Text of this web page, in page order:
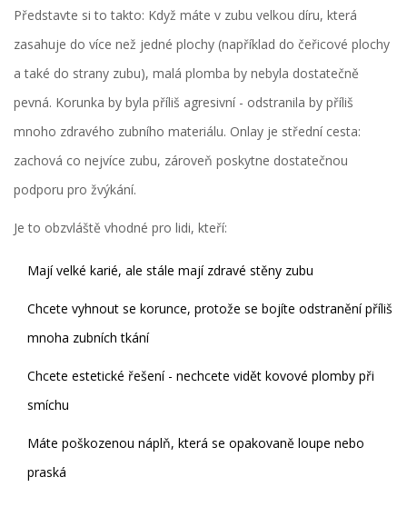
Představte si to takto: Když máte v zubu velkou díru, která
zasahuje do více než jedné plochy (například do čeřicové plochy
a také do strany zubu), malá plomba by nebyla dostatečně
pevná. Korunka by byla příliš agresivní - odstranila by příliš
mnoho zdravého zubního materiálu. Onlay je střední cesta:
zachová co nejvíce zubu, zároveň poskytne dostatečnou
podporu pro žvýkání.
Je to obzvláště vhodné pro lidi, kteří:
Mají velké karié, ale stále mají zdravé stěny zubu
Chcete vyhnout se korunce, protože se bojíte odstranění příliš
mnoha zubních tkání
Chcete estetické řešení - nechcete vidět kovové plomby při
smíchu
Máte poškozenou náplň, která se opakovaně loupe nebo
praská